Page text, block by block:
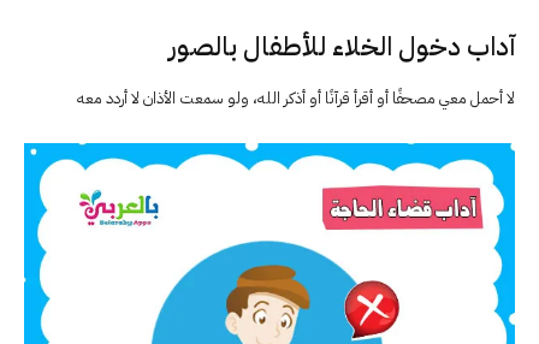
آداب دخول الخلاء للأطفال بالصور
لا أحمل معي مصحفًا أو أقرأ قرآنًا أو أذكر الله، ولو سمعت الأذان لا أردد معه